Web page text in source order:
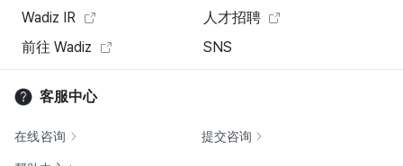
Wadiz IR
人才招聘
前往 Wadiz
SNS
客服中心
在线咨询 提交咨询